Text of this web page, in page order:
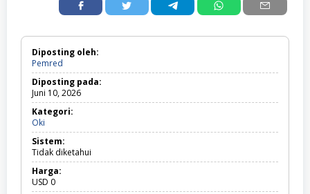
Diposting oleh:
Pemred
Diposting pada:
Juni 10, 2026
Kategori:
Oki
k
i
Sistem:
Tidak diketahui
Harga:
USD 0